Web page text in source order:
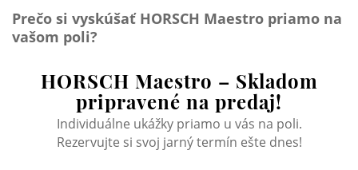
Prečo si vyskúšať HORSCH Maestro priamo na
vašom poli?
HORSCH Maestro – Skladom
pripravené na predaj!
Individuálne ukážky priamo u vás na poli.
Rezervujte si svoj jarný termín ešte dnes!